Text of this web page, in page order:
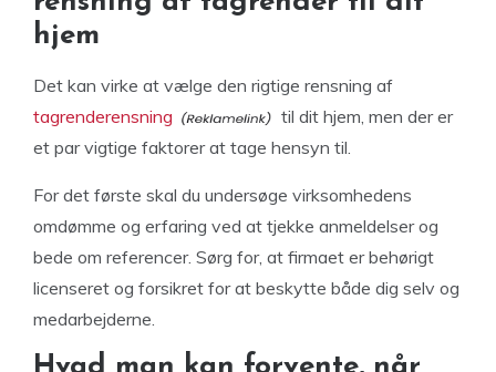
hjem
Det kan virke at vælge den rigtige rensning af
tagrenderensning
til dit hjem, men der er
et par vigtige faktorer at tage hensyn til.
For det første skal du undersøge virksomhedens
omdømme og erfaring ved at tjekke anmeldelser og
bede om referencer. Sørg for, at firmaet er behørigt
licenseret og forsikret for at beskytte både dig selv og
medarbejderne.